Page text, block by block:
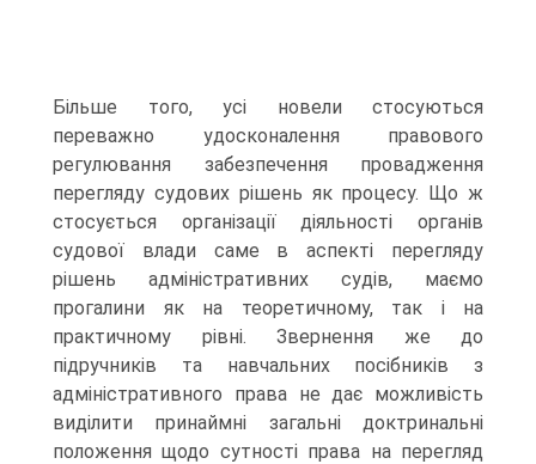
Більше того, усі новели стосуються
переважно удосконалення правового
регулювання забезпечення провадження
перегляду судових рішень як процесу. Що ж
стосується організації діяльності органів
судової влади саме в аспекті перегляду
рішень адміністративних судів, маємо
прогалини як на теоретичному, так і на
практичному рівні. Звернення же до
підручників та навчальних посібників з
адміністративного права не дає можливість
виділити принаймні загальні доктринальні
положення щодо сутності права на перегляд